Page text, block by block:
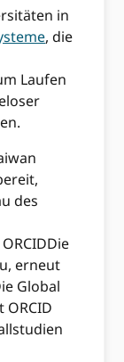
in
, die
Laufen
des
erneut
Global